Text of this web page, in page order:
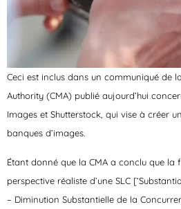
Ceci est inclus dans un communiqué de
Authority (CMA) publié aujourd’hui
Images et Shutterstock, qui vise à créer
banques d’images.
Étant donné que la CMA a conclu que la
perspective réaliste d’une SLC
– Diminution Substantielle de la